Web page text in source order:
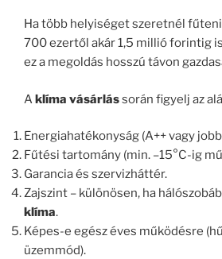
Ha több helyiséget szeretnél
700 ezertől akár 1,5 millió forintig
ez a megoldás hosszú távon
Aklíma vásárlássorán figyelj az
Energiahatékonyság (A++ vagy
Fűtési tartomány (min. –15°C-ig
Garancia és szervizháttér.
Zajszint – különösen, ha
klíma.
Képes-e egész éves működésre
üzemmód).